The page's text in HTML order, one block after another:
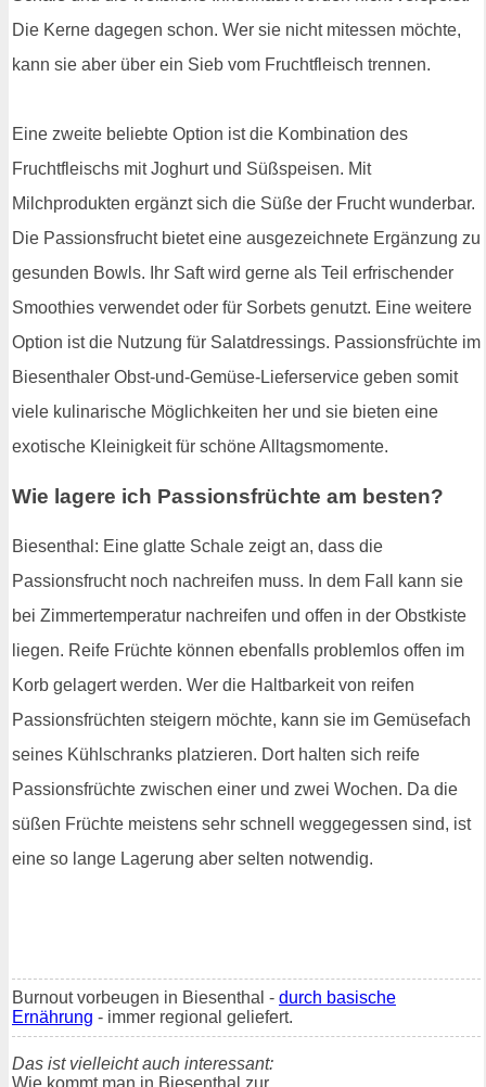
Die Kerne dagegen schon. Wer sie nicht mitessen möchte,
kann sie aber über ein Sieb vom Fruchtfleisch trennen.
Eine zweite beliebte Option ist die Kombination des
Fruchtfleischs mit Joghurt und Süßspeisen. Mit
Milchprodukten ergänzt sich die Süße der Frucht wunderbar.
Die Passionsfrucht bietet eine ausgezeichnete Ergänzung zu
gesunden Bowls. Ihr Saft wird gerne als Teil erfrischender
Smoothies verwendet oder für Sorbets genutzt. Eine weitere
Option ist die Nutzung für Salatdressings. Passionsfrüchte im
Biesenthaler Obst-und-Gemüse-Lieferservice geben somit
viele kulinarische Möglichkeiten her und sie bieten eine
exotische Kleinigkeit für schöne Alltagsmomente.
Wie lagere ich Passionsfrüchte am besten?
Biesenthal: Eine glatte Schale zeigt an, dass die
Passionsfrucht noch nachreifen muss. In dem Fall kann sie
bei Zimmertemperatur nachreifen und offen in der Obstkiste
liegen. Reife Früchte können ebenfalls problemlos offen im
Korb gelagert werden. Wer die Haltbarkeit von reifen
Passionsfrüchten steigern möchte, kann sie im Gemüsefach
seines Kühlschranks platzieren. Dort halten sich reife
Passionsfrüchte zwischen einer und zwei Wochen. Da die
süßen Früchte meistens sehr schnell weggegessen sind, ist
eine so lange Lagerung aber selten notwendig.
Burnout vorbeugen in Biesenthal - durch basische
Ernährung - immer regional geliefert.
Das ist vielleicht auch interessant:
Wie kommt man in Biesenthal zur